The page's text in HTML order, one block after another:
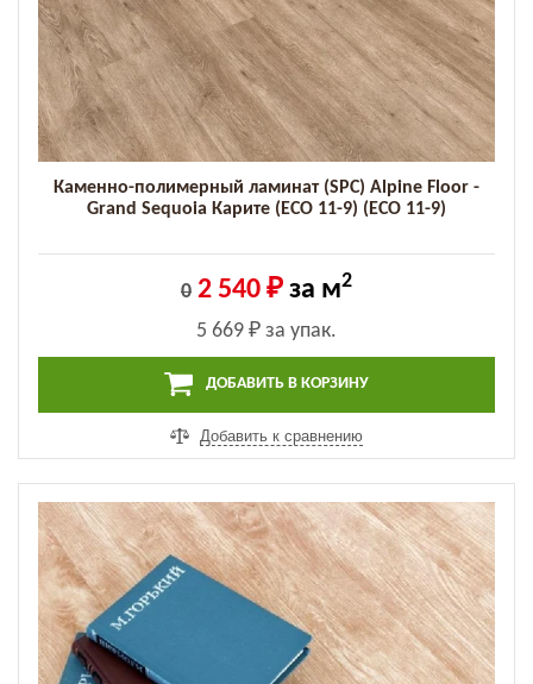
Каменно-полимерный ламинат (SPC) Alpine Floor -
Grand Sequoia Карите (ECO 11-9) (ECO 11-9)
0 2 540 ₽ за м2
5 669 ₽ за упак.
ДОБАВИТЬ В КОРЗИНУ
Добавить к сравнению